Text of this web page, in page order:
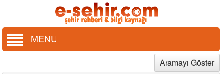
MENU
Aramayı Göster